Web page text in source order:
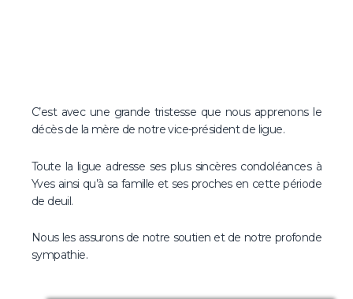
C’est avec une grande tristesse que nous apprenons le
décès de la mère de notre vice-président de ligue.
Toute la ligue adresse ses plus sincères condoléances à
Yves ainsi qu’à sa famille et ses proches en cette période
de deuil.
Nous les assurons de notre soutien et de notre profonde
sympathie.